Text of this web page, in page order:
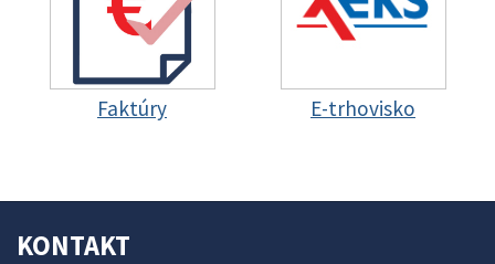
Faktúry E-trhovisko
KONTAKT